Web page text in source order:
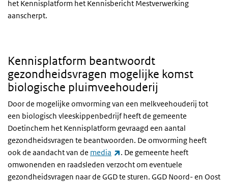
het Kennisplatform het Kennisbericht Mestverwerking
aanscherpt.
Kennisplatform beantwoordt
gezondheidsvragen mogelijke komst
biologische pluimveehouderij
Door de mogelijke omvorming van een melkveehouderij tot
een biologisch vleeskippenbedrijf heeft de gemeente
Doetinchem het Kennisplatform gevraagd een aantal
gezondheidsvragen te beantwoorden. De omvorming heeft
ook de aandacht van de media (externe link)
. De gemeente heeft
omwonenden en raadsleden verzocht om eventuele
gezondheidsvragen naar de GGDte sturen. GGD Noord- en Oost